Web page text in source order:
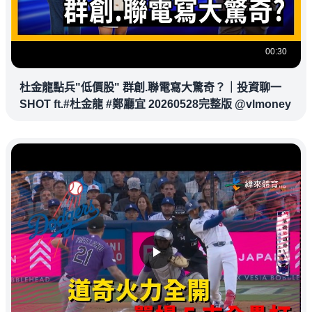
00:30
杜金龍點兵"低價股" 群創.聯電寫大驚奇？｜投資聊一
SHOT ft.#杜金龍 #鄭廳宜 20260528完整版 @vlmoney